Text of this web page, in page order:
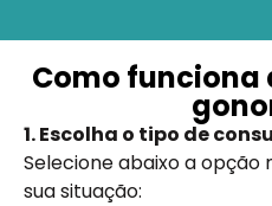
Como funciona
1. Escolha o tipo de
Selecione abaixo a opção
sua situação: